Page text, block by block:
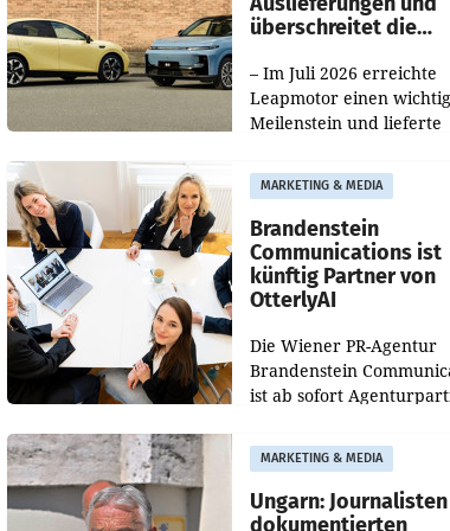
überschreitet die
– Im Juli 2026 erreichte
Leapmotor einen
Meilenstein und lieferte
aus, womit sich das
gegenüber Juli 2025
verdoppelte (+102
MARKETING & MEDIA
Brandenstein
Communications ist
künftig Partner von
OtterlyAI
Die Wiener PR-Agentur
Brandenstein
ist ab sofort
Optimierungsplattform
OtterlyAI. Damit baut die
Agentur ihr
MARKETING & MEDIA
Ungarn: Journalisten
dokumentierten